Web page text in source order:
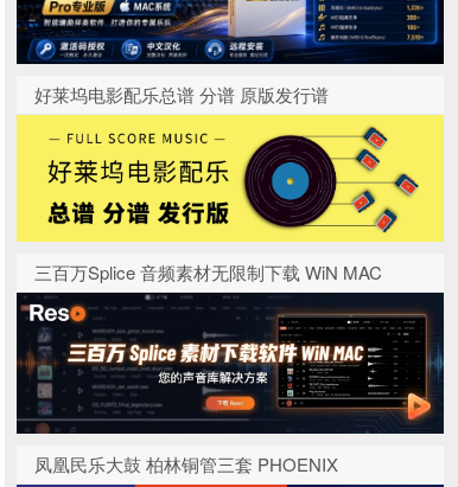
好莱坞电影配乐总谱 分谱 原版发行谱
三百万Splice 音频素材无限制下载 WiN MAC
凤凰民乐大鼓 柏林铜管三套 PHOENIX